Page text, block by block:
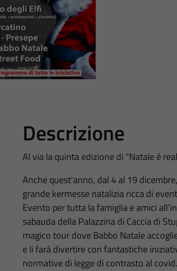
Descrizione
Al via la quinta edizione di "Natale è
Anche quest'anno, dal 4 al 19
grande kermesse natalizia ricca di
Evento per tutta la famiglia e amici
sabauda della Palazzina di Caccia di
magico tour dove Babbo Natale
e li farà divertire con fantastiche
normative di legge di contrasto al covid.